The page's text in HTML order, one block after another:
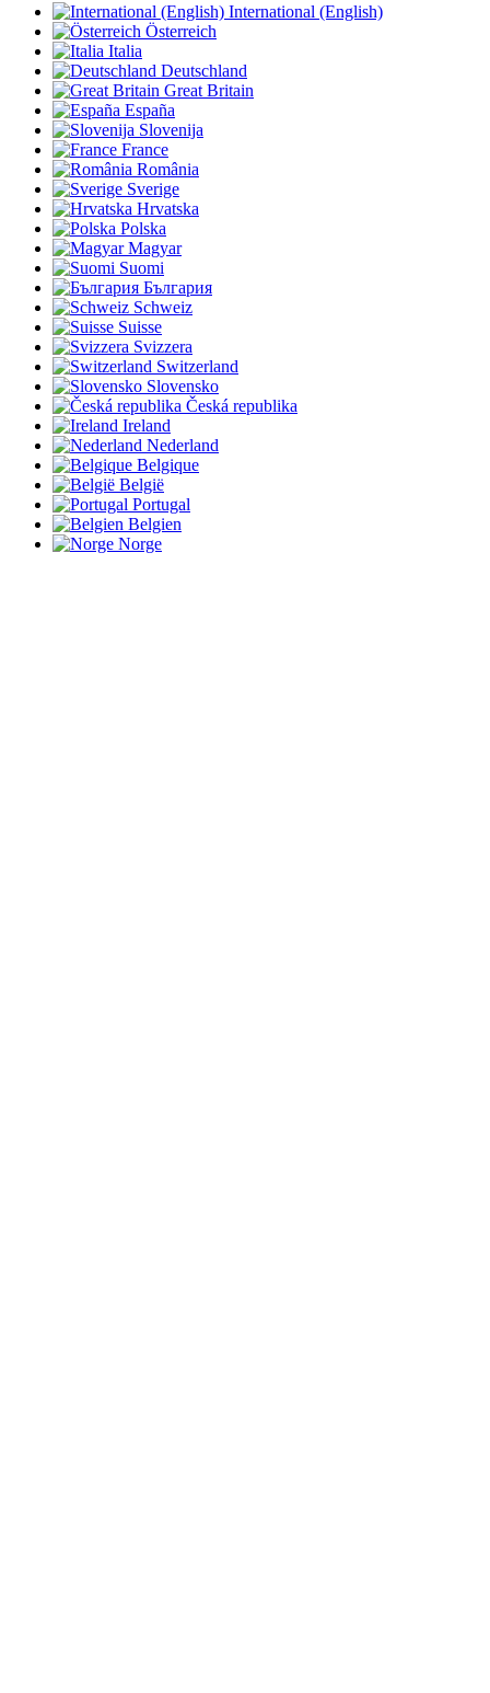
International (English)
Österreich
Italia
Deutschland
Great Britain
España
Slovenija
France
România
Sverige
Hrvatska
Polska
Magyar
Suomi
България
Schweiz
Suisse
Svizzera
Switzerland
Slovensko
Česká republika
Ireland
Nederland
Belgique
België
Portugal
Belgien
Norge